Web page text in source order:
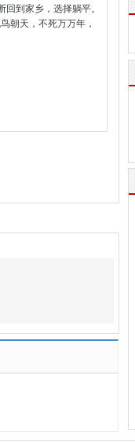
到家乡，选择躺平。
朝天，不死万万年，